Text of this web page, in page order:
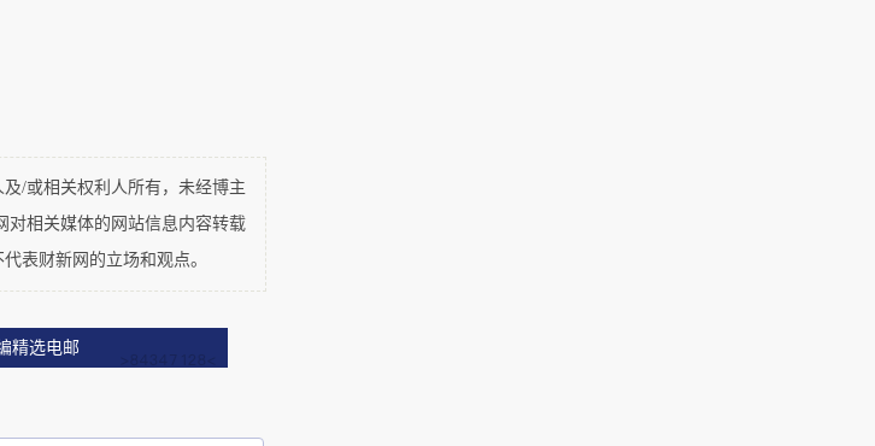
天晚上烧就退了，我也
退烧药倒是降下来了，
游叫了救护车。
埃博拉，因为我去之
有埃博拉。但不管我怎
了电话确认，才信了，
麦隆没有伊波拉。”
/或相关权利人所有，未经博主
对相关媒体的网站信息内容转载
表财新网的立场和观点。
精选电邮